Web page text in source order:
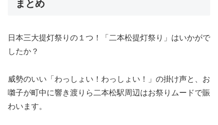
まとめ
日本三大提灯祭りの１つ！「二本松提灯祭り」はいかがで
したか？
威勢のいい「わっしょい！わっしょい！」の掛け声と、お
囃子が町中に響き渡りら二本松駅周辺はお祭りムードで賑
わいます。